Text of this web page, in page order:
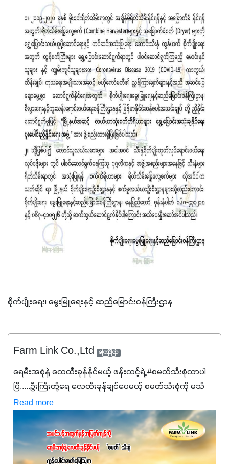
စိုက်ပျိုးရေး၊ မွေးမြူရေးနှင့် ဆည်မြောင်းဝန်ကြီးဌာန
Farm Link Co.,Ltd ကြော်ငြာ
ရေမီးအစုံနဲ့ လေထီးခုန်နိုင်မယ့် ဖန်းလင့်ရဲ့ #စမတ်သီးစုံလာပါ
ပြီ.....ဦးကြီးတို့ရေ ‌လေထီးခုန်ချင်ပေမယ့် စမတ်သီးစုံကို မသိ
သေးရင်တော့ ဒီစာလေးကို ဆက်ဖတ်‌ပေးပါ #စမတ်သီးစုံဆိုတာ
အပင်တိုင်းအတွက် အဓိကအာဟာရNPK (19:7:8)နဲ့ #ဟူးမစ်
အက်စစ်တို့ အချိုးကျ ပေါင်းစပ်ထားတဲ့ ကွန်ပေါင်း
ဓာတ်မြေဩဇာဖြစ်ပါတယ်။ အဓိကအကျိုးကျေးဇူးတွေအနေနဲ့
ကတော့ နိုက်ထရိုဂျင် 19%ပါဝင်တဲ့အတွက် ကလိုရိုဖီးလ်ဖွဲ့စည်း
Read more